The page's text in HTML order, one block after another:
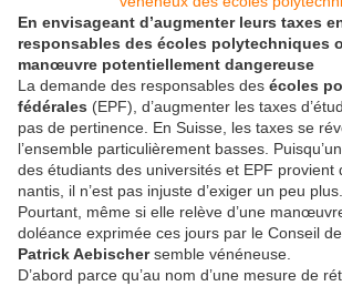
En envisageant d’augmenter leurs taxes
responsables des écoles polytechniques
manœuvre potentiellement dangereuse
La demande des responsables des écoles
fédérales (EPF), d’augmenter les taxes
pas de pertinence. En Suisse, les taxes se
l’ensemble particulièrement basses.
des étudiants des universités et EPF provient
nantis, il n’est pas injuste d’exiger un peu plus.
Pourtant, même si elle relève d’une
doléance exprimée ces jours par le Conseil
Patrick Aebischersemble vénéneuse.
D’abord parce qu’au nom d’une mesure de